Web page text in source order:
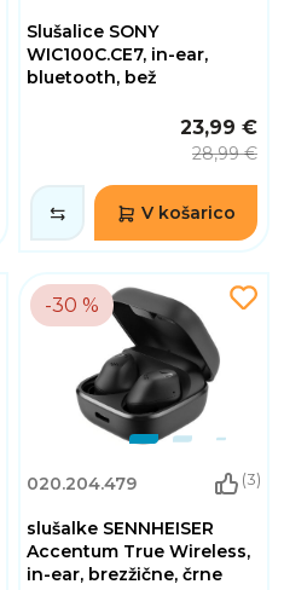
Slušalice SONY
WIC100C.CE7, in-ear,
bluetooth, bež
23,99 €
28,99 €
V košarico
-30 %
020.204.479 (3)
slušalke SENNHEISER
Accentum True Wireless,
in-ear, brezžične, črne